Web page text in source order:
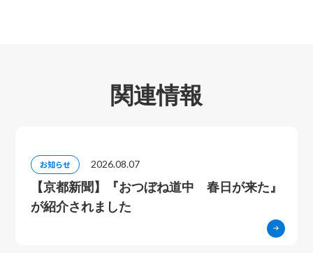
関連情報
お知らせ 2026.08.07
【京都新聞】『おつぼね道中 春日が来た』
が紹介されました